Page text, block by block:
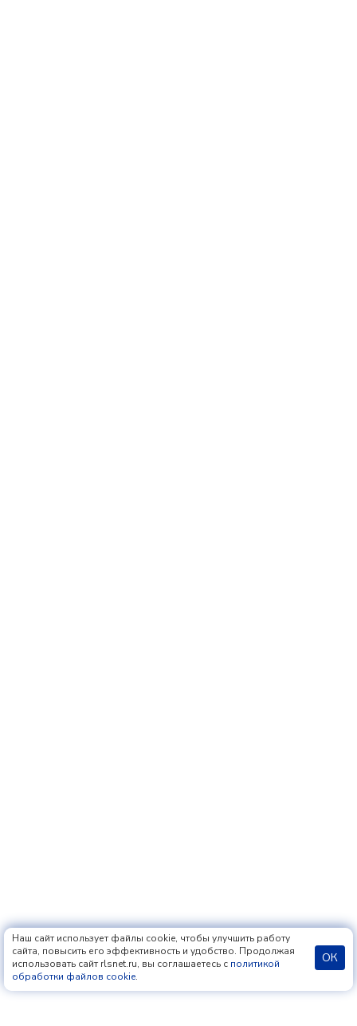
Наш сайт использует файлы cookie, чтобы улучшить работу
сайта, повысить его эффективность и удобство. Продолжая
использовать сайт rlsnet.ru, вы соглашаетесь с политикой
обработки файлов cookie.
ОК